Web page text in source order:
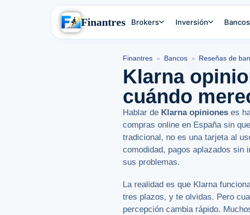
Finantres Brokers Inversión Bancos
Finantres » Bancos » Reseñas de
Klarna
cuándo
Hablar de Klarna opiniones es
compras online en España sin
tradicional, no es una tarjeta al
comodidad, pagos aplazados
sus problemas.
La realidad es que Klarna
tres plazos, y te olvidas. Pero
percepción cambia rápido.